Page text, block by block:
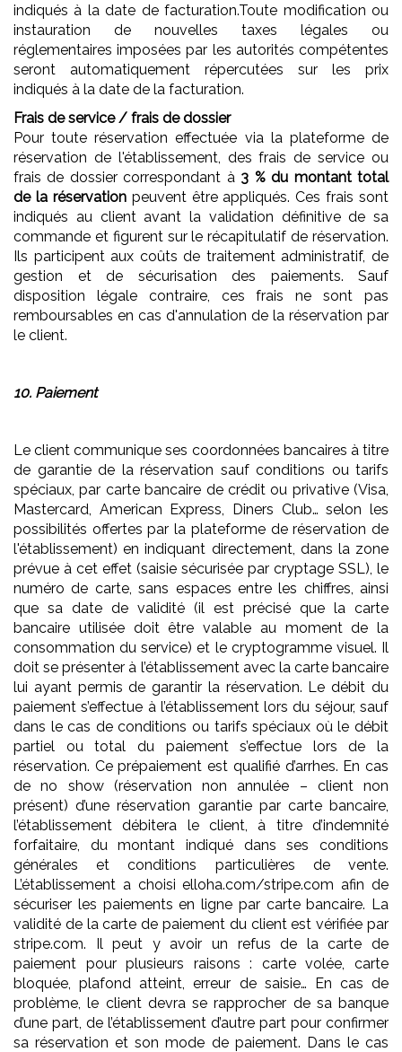
indiqués à la date de facturation.Toute modification ou
instauration de nouvelles taxes légales ou
réglementaires imposées par les autorités compétentes
seront automatiquement répercutées sur les prix
indiqués à la date de la facturation.
Frais de service / frais de dossier
Pour toute réservation effectuée via la plateforme de
réservation de l'établissement, des frais de service ou
frais de dossier correspondant à 3 % du montant total
de la réservationpeuvent être appliqués. Ces frais sont
indiqués au client avant la validation définitive de sa
commande et figurent sur le récapitulatif de réservation.
Ils participent aux coûts de traitement administratif, de
gestion et de sécurisation des paiements. Sauf
disposition légale contraire, ces frais ne sont pas
remboursables en cas d'annulation de la réservation par
le client.
10. Paiement
Le client communique ses coordonnées bancaires à titre
de garantie de la réservation sauf conditions ou tarifs
spéciaux, par carte bancaire de crédit ou privative (Visa,
Mastercard, American Express, Diners Club… selon les
possibilités offertes par la plateforme de réservation de
l'établissement) en indiquant directement, dans la zone
prévue à cet effet (saisie sécurisée par cryptage SSL), le
numéro de carte, sans espaces entre les chiffres, ainsi
que sa date de validité (il est précisé que la carte
bancaire utilisée doit être valable au moment de la
consommation du service) et le cryptogramme visuel. Il
doit se présenter à l’établissement avec la carte bancaire
lui ayant permis de garantir la réservation. Le débit du
paiement s’effectue à l’établissement lors du séjour, sauf
dans le cas de conditions ou tarifs spéciaux où le débit
partiel ou total du paiement s’effectue lors de la
réservation. Ce prépaiement est qualifié d’arrhes. En cas
de no show (réservation non annulée – client non
présent) d’une réservation garantie par carte bancaire,
l’établissement débitera le client, à titre d’indemnité
forfaitaire, du montant indiqué dans ses conditions
générales et conditions particulières de vente.
L’établissement a choisi elloha.com/stripe.com afin de
sécuriser les paiements en ligne par carte bancaire. La
validité de la carte de paiement du client est vérifiée par
stripe.com. Il peut y avoir un refus de la carte de
paiement pour plusieurs raisons : carte volée, carte
bloquée, plafond atteint, erreur de saisie… En cas de
problème, le client devra se rapprocher de sa banque
d’une part, de l’établissement d’autre part pour confirmer
sa réservation et son mode de paiement. Dans le cas